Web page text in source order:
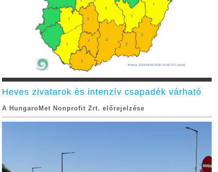
Heves zivatarok és intenzív csapadék várható
A HungaroMet Nonprofit Zrt. előrejelzése